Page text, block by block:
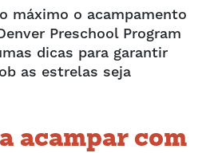
máximo o acampamento
Preschool Program
dicas para garantir
as estrelas seja
acampar com